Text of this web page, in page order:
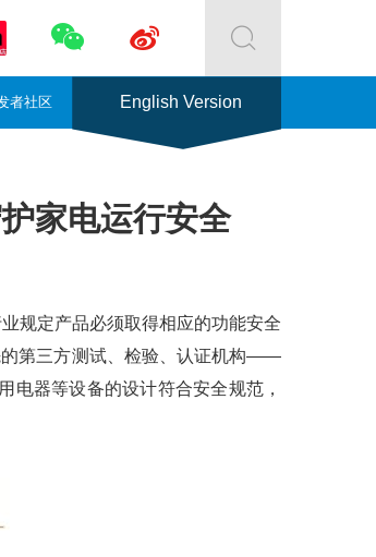

 
者社区 English Version
家电运行安全
规定产品必须取得相应的功能安全
的第三方测试、检验、认证机构——
电器等设备的设计符合安全规范，